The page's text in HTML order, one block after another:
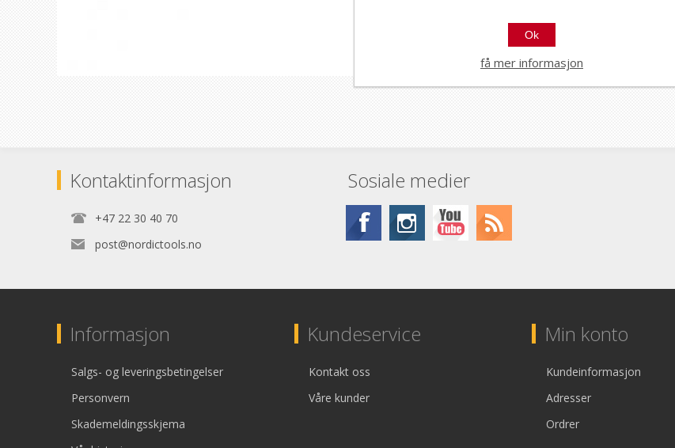
Kontaktinformasjon
+47 22 30 40 70
post@nordictools.no
Sosiale medier
Informasjon
Salgs- og leveringsbetingelser
Personvern
Skademeldingsskjema
Kundeservice
Kontakt oss
Våre kunder
Min konto
Kundeinformasjon
Adresser
Ordrer
Ok
få mer informasjon